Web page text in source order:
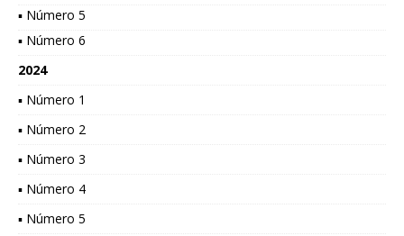
▪ Número 5
▪ Número 6
2024
▪ Número 1
▪ Número 2
▪ Número 3
▪ Número 4
▪ Número 5